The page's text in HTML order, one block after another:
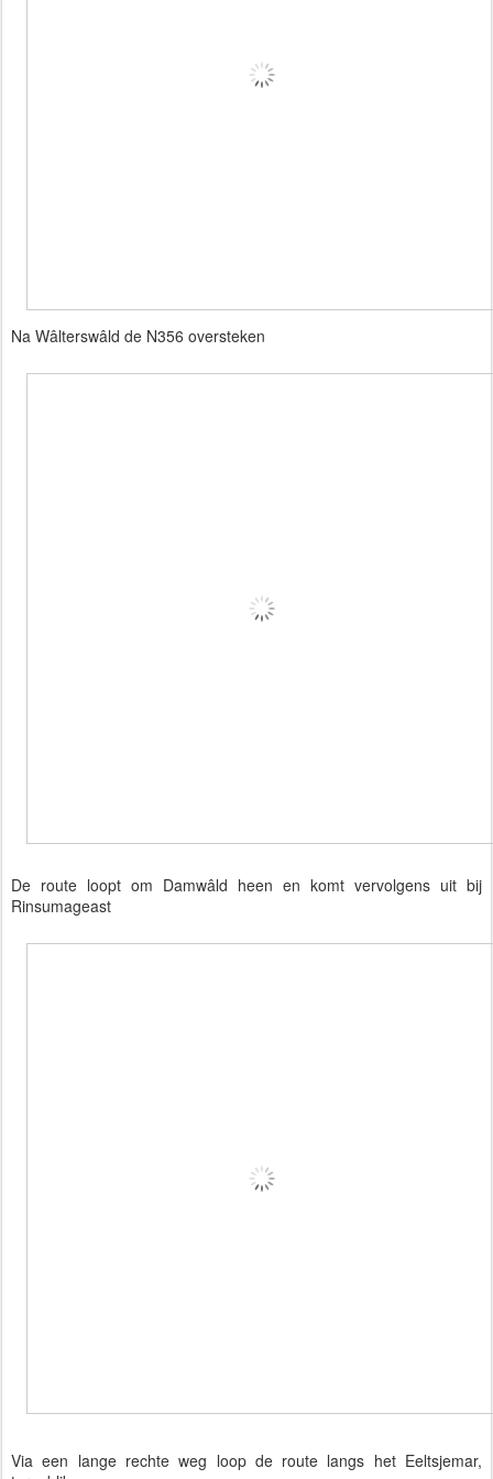
Na Wâlterswâld de N356 oversteken
De route loopt om Damwâld heen en komt vervolgens uit bij
Rinsumageast
Via een lange rechte weg loop de route langs het Eeltsjemar,